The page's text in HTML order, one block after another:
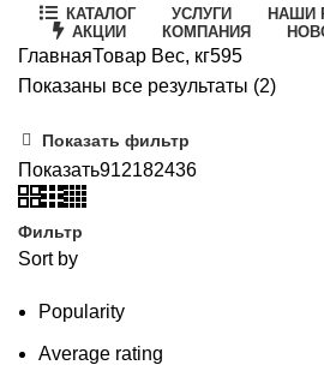
КАТАЛОГ УСЛУГИ НАШИ
АКЦИИ
КОМПАНИЯ
ГлавнаяТовар Вес, кг595
Показаны все результаты (2)Цены:
Показать фильтр
Показать912182436
Фильтр
Sort by
Popularity
Average rating